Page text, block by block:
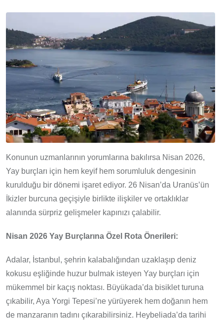
Konunun uzmanlarının yorumlarına bakılırsa Nisan 2026,
Yay burçları için hem keyif hem sorumluluk dengesinin
kurulduğu bir dönemi işaret ediyor. 26 Nisan’da Uranüs’ün
İkizler burcuna geçişiyle birlikte ilişkiler ve ortaklıklar
alanında sürpriz gelişmeler kapınızı çalabilir.
Nisan 2026 Yay Burçlarına Özel Rota Önerileri:
Adalar, İstanbul, şehrin kalabalığından uzaklaşıp deniz
kokusu eşliğinde huzur bulmak isteyen Yay burçları için
mükemmel bir kaçış noktası. Büyükada’da bisiklet turuna
çıkabilir, Aya Yorgi Tepesi’ne yürüyerek hem doğanın hem
de manzaranın tadını çıkarabilirsiniz. Heybeliada’da tarihi